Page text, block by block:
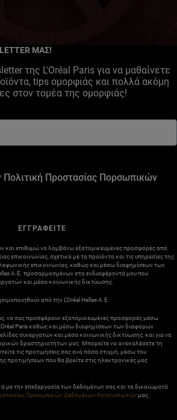
ΜΑΣ!
της L'Oréal Paris για να μαθαίνετε
tips ομορφιάς και πολλά ακόμη
στον τομέα της ομορφιάς!
Προστασίας Πορσωπικών
ΕΓΓΡΑΦΕΙΤΕ
και επιθυμώ να λαμβάνω εξατομικευμένες προσφορές από
επικοινωνίας, σχετικά με τα προϊόντα και τις υπηρεσίες της
επικοινωνίας, καθώς και μέσω διαφημίσεων των
A.E. προσαρμοσμένων στα ενδιαφέροντά μου που
και μέσα κοινωνικής δικτύωσης.
από την L’Oréal Hellas A.E.
να σας προσφέρουν εξατομικευμένες προσφορές μέσω
Paris καθώς και μέσω διαφημίσεων των διαφόρων
συνεργατών και μέσα κοινωνικής δικτύωσης, και για να
δραστηριοτήτων μας. Μπορείτε να ανακαλέσετε τη
τις προτιμήσεις σας ανά πάσα στιγμή, μέσω του
προτιμήσεων που θα βρείτε στις ηλεκτρονικές μας
με την επεξεργασία των δεδομένων σας και τα δικαιώματά
Προσωπικών Δεδομένων Καταναλωτώνμας.